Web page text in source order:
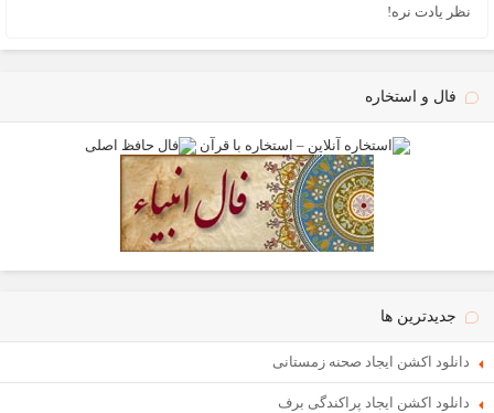
نظر یادت نره!
فال و استخاره
جدیدترین ها
دانلود اکشن ایجاد صحنه زمستانی
دانلود اکشن ایجاد پراکندگی برف